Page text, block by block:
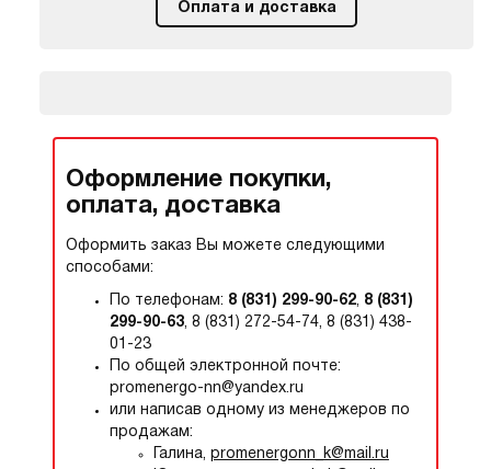
Оплата и доставка
Оформление покупки,
оплата, доставка
Оформить заказ Вы можете следующими
способами:
По телефонам: 8 (831) 299-90-62, 8 (831)
299-90-63, 8 (831) 272-54-74, 8 (831) 438-
01-23
По общей электронной почте:
promenergo-nn@yandex.ru
или написав одному из менеджеров по
продажам:
Галина, promenergonn_k@mail.ru